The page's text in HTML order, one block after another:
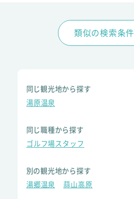
類似の検索条件
同じ観光地から探す
湯原温泉
同じ職種から探す
ゴルフ場スタッフ
別の観光地から探す
湯郷温泉
蒜山高原